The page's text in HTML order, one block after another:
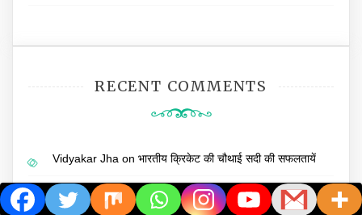
RECENT COMMENTS
Vidyakar Jha on भारतीय क्रिकेट की चौथाई सदी की सफलतायें
Rajeev Chikaraon मानसिक रोगियों की बात